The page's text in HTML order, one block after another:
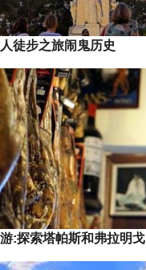
徒步之旅闹鬼历史
:探索塔帕斯和弗拉明戈